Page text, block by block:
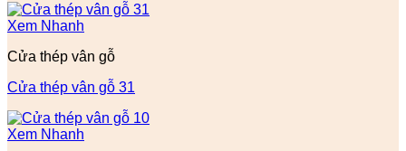
Xem Nhanh
Cửa thép vân gỗ
Cửa thép vân gỗ 31
Xem Nhanh